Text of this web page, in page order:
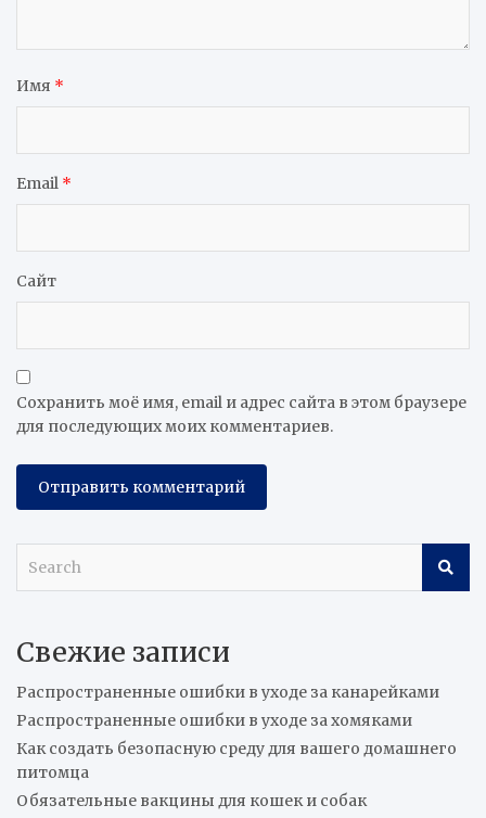
Имя *
Email *
Сайт
Сохранить моё имя, email и адрес сайта в этом браузере
для последующих моих комментариев.
c
Свежие записи
Распространенные ошибки в уходе за канарейками
Распространенные ошибки в уходе за хомяками
Как создать безопасную среду для вашего домашнего
питомца
Обязательные вакцины для кошек и собак